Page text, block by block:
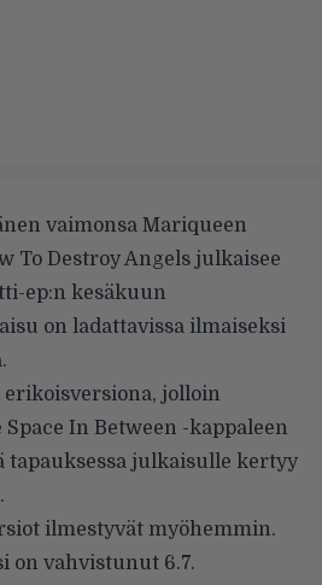
vaimonsa Mariqueen
To Destroy Angels julkaisee
ep:n kesäkuun
on ladattavissa ilmaiseksi
.
erikoisversiona, jolloin
In Between -kappaleen
tapauksessa julkaisulle kertyy
ilmestyvät myöhemmin.
on vahvistunut 6.7.